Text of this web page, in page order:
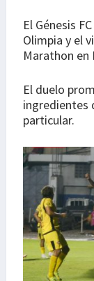
El Génesis
Olimpia y el
Marathon en
El duelo
ingredientes
particular.